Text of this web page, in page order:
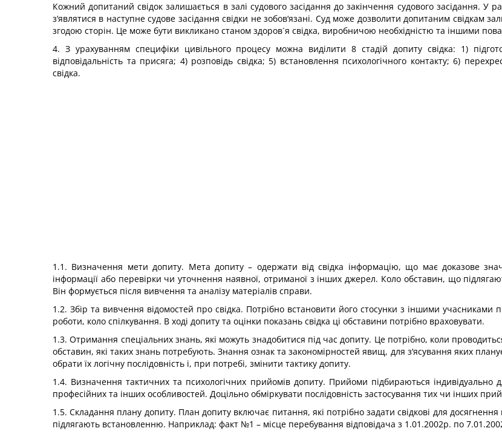
Кожний допитаний свідок залишається в залі судового засідання до закінчення судового засідання. У
з‘являтися в наступне судове засідання свідки не зобов‘язані. Суд може дозволити допитаним свідкам
згодою сторін. Це може бути викликано станом здоров´я свідка, виробничою необхідністю та іншими
4. З урахуванням специфіки цивільного процесу можна виділити 8 стадій допиту свідка: 1)
відповідальність та присяга; 4) розповідь свідка; 5) встановлення психологічного контакту; 6)
свідка.
1.1. Визначення мети допиту. Мета допиту – одержати від свідка інформацію, що має доказове
інформації або перевірки чи уточнення наявної, отриманої з інших джерел. Коло обставин, що
Він формується після вивчення та аналізу матеріалів справи.
1.2. Збір та вивчення відомостей про свідка. Потрібно встановити його стосунки з іншими учасниками
роботи, коло спілкування. В ході допиту та оцінки показань свідка ці обставини потрібно враховувати.
1.3. Отримання спеціальних знань, які можуть знадобитися під час допиту. Це потрібно, коли
обставин, які таких знань потребують. Знання ознак та закономірностей явищ, для з‘ясування яких
обрати їх логічну послідовність і, при потребі, змінити тактику допиту.
1.4. Визначення тактичних та психологічних прийомів допиту. Прийоми підбираються індивідуально
професійних та інших особливостей. Доцільно обміркувати послідовність застосування тих чи інших
1.5. Складання плану допиту. План допиту включає питання, які потрібно задати свідкові для
підлягають встановленню. Наприклад: факт №1 – місце перебування відповідача з 1.01.2002р. по